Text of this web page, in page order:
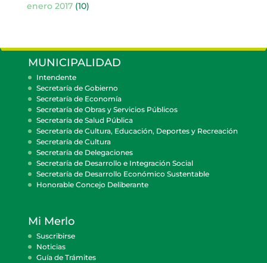
enero 2017(10)
MUNICIPALIDAD
Intendente
Secretaría de Gobierno
Secretaría de Economía
Secretaría de Obras y Servicios Públicos
Secretaría de Salud Pública
Secretaría de Cultura, Educación, Deportes y Recreación
Secretaría de Cultura
Secretaría de Delegaciones
Secretaría de Desarrollo e Integración Social
Secretaría de Desarrollo Económico Sustentable
Honorable Concejo Deliberante
Mi Merlo
Suscribirse
Noticias
Guía de Trámites